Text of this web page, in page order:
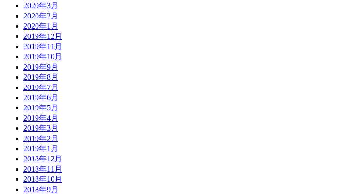
2020年3月
2020年2月
2020年1月
2019年12月
2019年11月
2019年10月
2019年9月
2019年8月
2019年7月
2019年6月
2019年5月
2019年4月
2019年3月
2019年2月
2019年1月
2018年12月
2018年11月
2018年10月
2018年9月